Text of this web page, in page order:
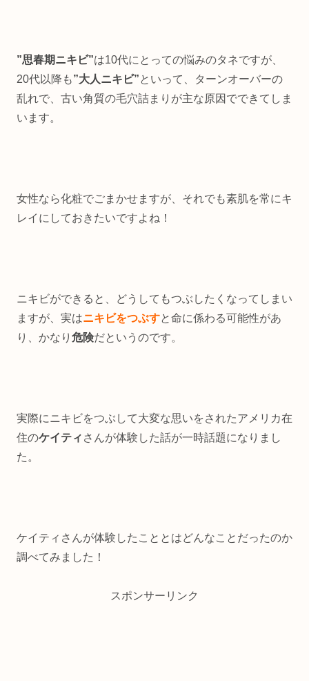
”思春期ニキビ”は10代にとっての悩みのタネですが、
20代以降も”大人ニキビ”といって、ターンオーバーの
乱れで、古い角質の毛穴詰まりが主な原因でできてしま
います。
女性なら化粧でごまかせますが、それでも素肌を常にキ
レイにしておきたいですよね！
ニキビができると、どうしてもつぶしたくなってしまい
ますが、実はニキビをつぶすと命に係わる可能性があ
り、かなり 危険だというのです。
実際にニキビをつぶして大変な思いをされたアメリカ在
住のケイティ さんが体験した話が一時話題になりまし
た。
ケイティさんが体験したこととはどんなことだったのか
調べてみました！
スポンサーリンク